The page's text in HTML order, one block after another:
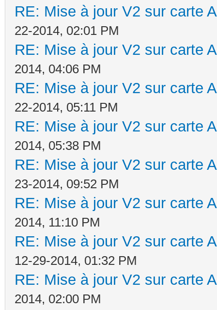
RE: Mise à jour V2 sur carte
22-2014, 02:01 PM
RE: Mise à jour V2 sur carte
2014, 04:06 PM
RE: Mise à jour V2 sur carte
22-2014, 05:11 PM
RE: Mise à jour V2 sur carte
2014, 05:38 PM
RE: Mise à jour V2 sur carte
23-2014, 09:52 PM
RE: Mise à jour V2 sur carte
2014, 11:10 PM
RE: Mise à jour V2 sur carte
12-29-2014, 01:32 PM
RE: Mise à jour V2 sur carte
2014, 02:00 PM